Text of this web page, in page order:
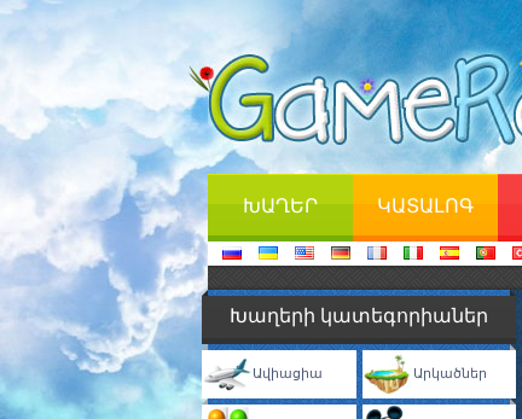
ԽԱՂԵՐ ԿԱՏԱԼՈԳ
Խաղերի կատեգորիաներ
Ավիացիա Արկածներ